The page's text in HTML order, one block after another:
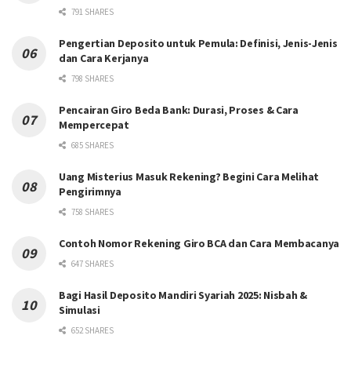
791 SHARES
Pengertian Deposito untuk Pemula: Definisi, Jenis-Jenis
dan Cara Kerjanya
798 SHARES
Pencairan Giro Beda Bank: Durasi, Proses & Cara
Mempercepat
685 SHARES
Uang Misterius Masuk Rekening? Begini Cara Melihat
Pengirimnya
758 SHARES
Contoh Nomor Rekening Giro BCA dan Cara Membacanya
647 SHARES
Bagi Hasil Deposito Mandiri Syariah 2025: Nisbah &
Simulasi
652 SHARES